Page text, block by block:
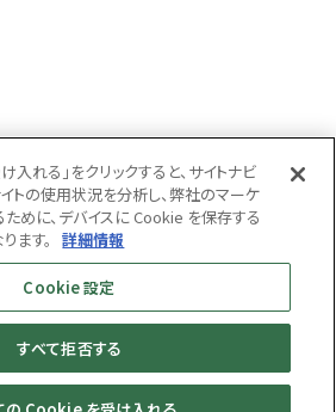
MENSWOMENS
入れる」をクリックすると、サイトナビ
トの使用状況を分析し、弊社のマーケ
めに、デバイスに Cookie を保存する
ます。
詳細情報
Cookie 設定
すべて拒否する